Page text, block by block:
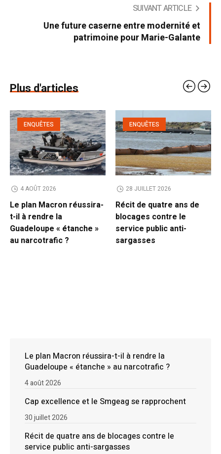
SUIVANT ARTICLE
Une future caserne entre modernité et
patrimoine pour Marie-Galante
Plus d'articles
ENQUÊTES
4 AOÛT 2026
Le plan Macron réussira-
t-il à rendre la
Guadeloupe « étanche »
au narcotrafic ?
ENQUÊTES
28 JUILLET 2026
Récit de quatre ans de
blocages contre le
service public anti-
sargasses
Le plan Macron réussira-t-il à rendre la
Guadeloupe « étanche » au narcotrafic ?
4 août 2026
Cap excellence et le Smgeag se rapprochent
30 juillet 2026
Récit de quatre ans de blocages contre le
service public anti-sargasses